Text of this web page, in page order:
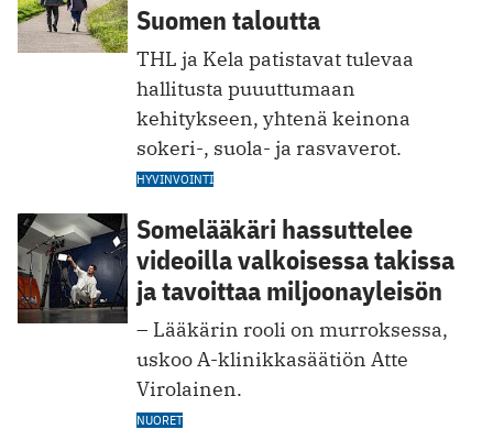
Suomen taloutta
THL ja Kela patistavat tulevaa
hallitusta puuuttumaan
kehitykseen, yhtenä keinona
sokeri-, suola- ja rasvaverot.
HYVINVOINTI
Somelääkäri hassuttelee
videoilla valkoisessa takissa
ja tavoittaa miljoonayleisön
– Lääkärin rooli on murroksessa,
uskoo A-klinikkasäätiön Atte
Virolainen.
NUORET